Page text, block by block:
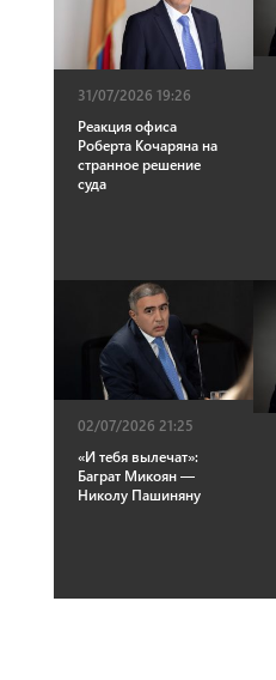
31/07/2026 19:26
Реакция офиса
Роберта Кочаряна на
странное решение
суда
02/07/2026 21:25
«И тебя вылечат»:
Баграт Микоян —
Николу Пашиняну